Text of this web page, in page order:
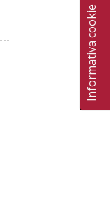
Informativa cookie